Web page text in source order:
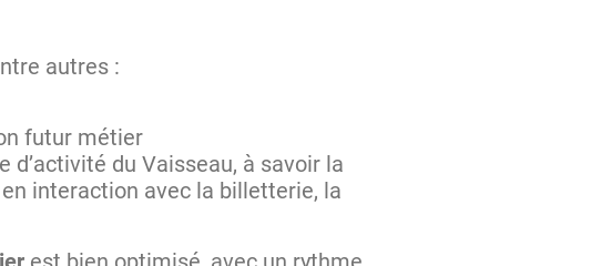
autres :
futur métier
d’activité du Vaisseau, à savoir la
interaction avec la billetterie, la